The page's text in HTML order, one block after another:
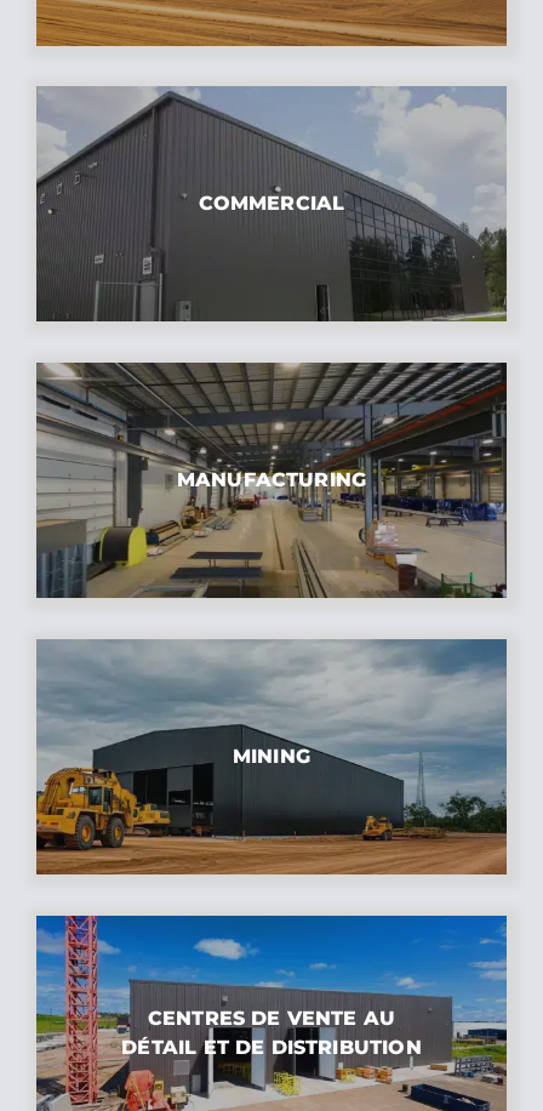
COMMERCIAL
MANUFACTURING
MINING
CENTRES DE VENTE AU
DÉTAIL ET DE DISTRIBUTION